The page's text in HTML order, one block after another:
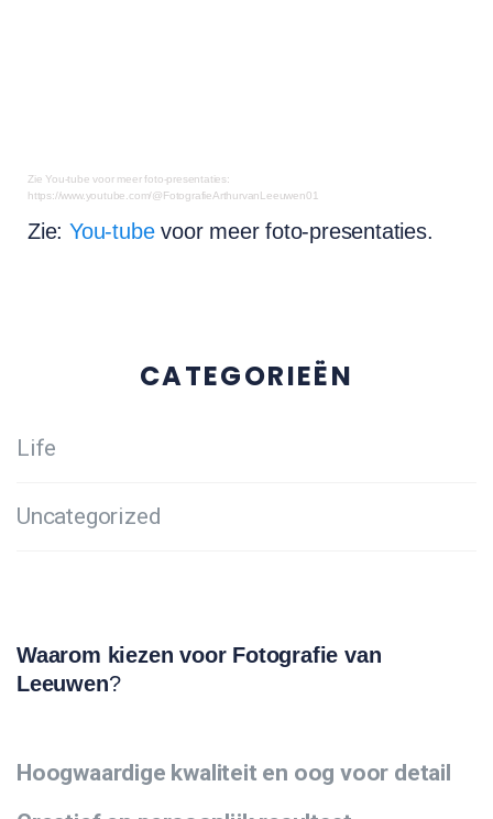
Zie You-tube voor meer foto-presentaties:
https://www.youtube.com/@FotografieArthurvanLeeuwen01
Zie: You-tubevoor meer foto-presentaties.
CATEGORIEËN
Life
Uncategorized
Waarom kiezen voor Fotografie van
Leeuwen?
Hoogwaardige kwaliteit en oog voor detail